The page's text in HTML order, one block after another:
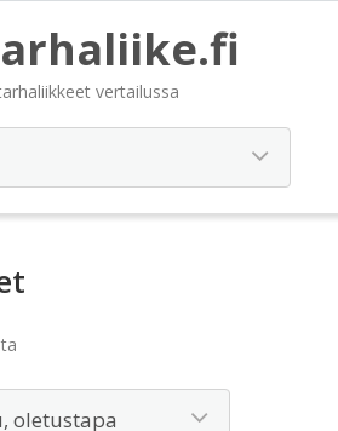
vertailussa